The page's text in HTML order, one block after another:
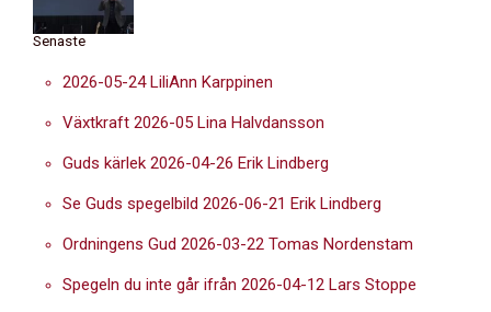
Senaste
2026-05-24 LiliAnn Karppinen
Växtkraft 2026-05 Lina Halvdansson
Guds kärlek 2026-04-26 Erik Lindberg
Se Guds spegelbild 2026-06-21 Erik Lindberg
Ordningens Gud 2026-03-22 Tomas Nordenstam
Spegeln du inte går ifrån 2026-04-12 Lars Stoppe